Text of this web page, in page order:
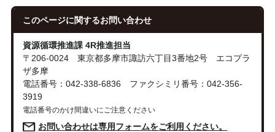
このページに関するお問い合わせ
資源循環推進課 4R推進担当
〒206-0024 東京都多摩市諏訪六丁目3番地2号 エコプラ
ザ多摩
電話番号：042-338-6836 ファクシミリ番号：042-356-
3919
電話番号のかけ間違いにご注意ください
お問い合わせは専用フォームをご利用ください。